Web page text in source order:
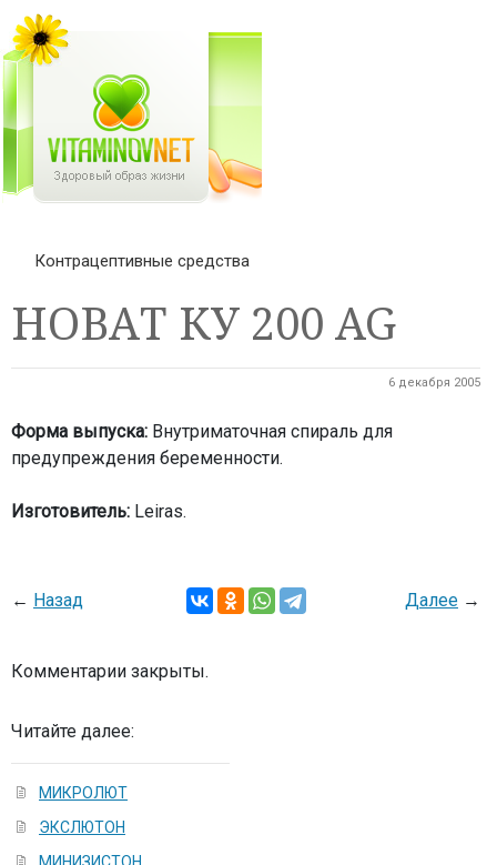
Контрацептивные средства
НОВАТ КУ 200 AG
6 декабря 2005
Форма выпуска: Внутриматочная спираль для
предупреждения беременности.
Изготовитель: Leiras.
← Назад Далее →
Комментарии закрыты.
Читайте далее:
МИКРОЛЮТ
ЭКСЛЮТОН